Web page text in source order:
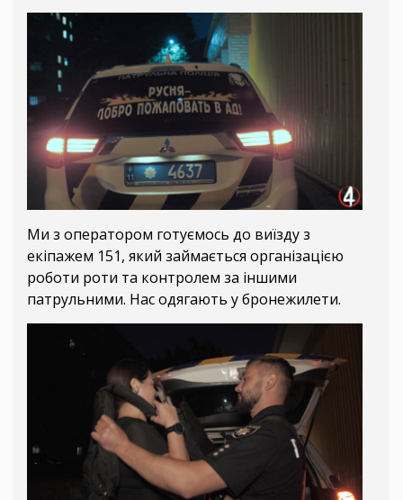
Ми з оператором готуємось до виїзду з
екіпажем 151, який займається організацією
роботи роти та контролем за іншими
патрульними. Нас одягають у бронежилети.